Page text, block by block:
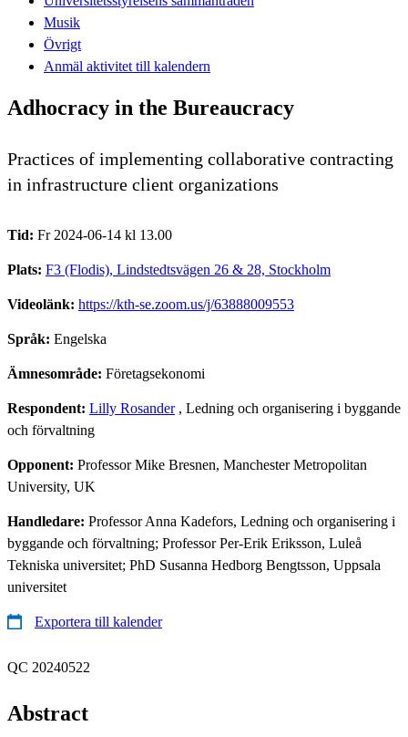
Musik
Övrigt
Anmäl aktivitet till kalendern
Adhocracy in the Bureaucracy
Practices of implementing collaborative contracting
in infrastructure client organizations
Tid: Fr 2024-06-14 kl 13.00
Plats: F3 (Flodis), Lindstedtsvägen 26 & 28, Stockholm
Videolänk: https://kth-se.zoom.us/j/63888009553
Språk: Engelska
Ämnesområde: Företagsekonomi
Respondent: Lilly Rosander, Ledning och organisering i byggande
och förvaltning
Opponent: Professor Mike Bresnen, Manchester Metropolitan
University, UK
Handledare: Professor Anna Kadefors, Ledning och organisering i
byggande och förvaltning; Professor Per-Erik Eriksson, Luleå
Tekniska universitet; PhD Susanna Hedborg Bengtsson, Uppsala
universitet
Exportera till kalender
QC 20240522
Abstract